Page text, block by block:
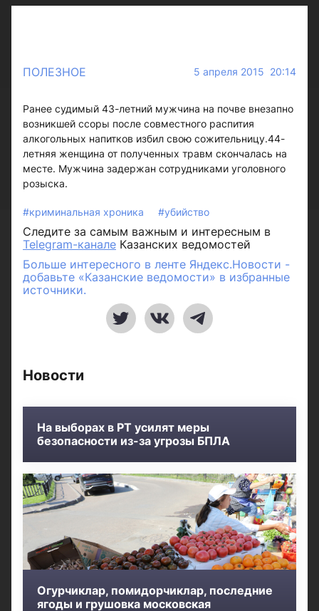
ПОЛЕЗНОЕ 5 апреля 2015 20:14
Ранее судимый 43-летний мужчина на почве внезапно
возникшей ссоры после совместного распития
алкогольных напитков избил свою сожительницу.44-
летняя женщина от полученных травм скончалась на
месте. Мужчина задержан сотрудниками уголовного
розыска.
#криминальная хроника #убийство
Следите за самым важным и интересным в
Telegram-канале Казанских ведомостей
Больше интересного в ленте Яндекс.Новости -
добавьте «Казанские ведомости» в избранные
источники.
Новости
На выборах в РТ усилят меры
безопасности из-за угрозы БПЛА
Огурчиклар, помидорчиклар, последние
ягоды и грушовка московская